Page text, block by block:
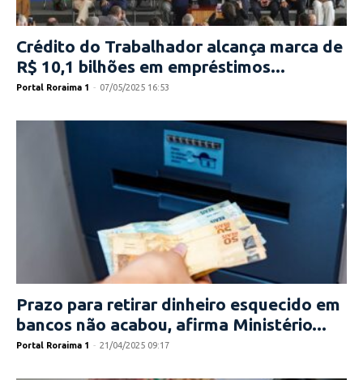
Crédito do Trabalhador alcança marca de
R$ 10,1 bilhões em empréstimos...
Portal Roraima 1 - 07/05/2025 16:53
Prazo para retirar dinheiro esquecido em
bancos não acabou, afirma Ministério...
Portal Roraima 1 - 21/04/2025 09:17